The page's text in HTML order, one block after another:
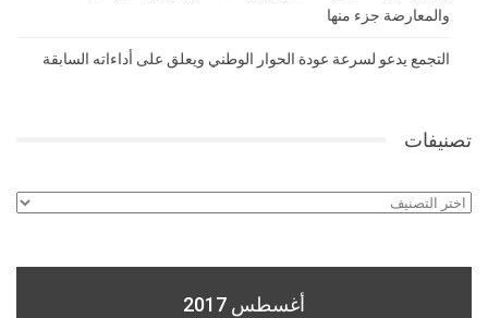
والمعارضة جزء منها
التجمع يدعو لسرعة عودة الحوار الوطني ويعلق على أداءاته السابقة
تصنيفات
تصنيفات
أغسطس 2017